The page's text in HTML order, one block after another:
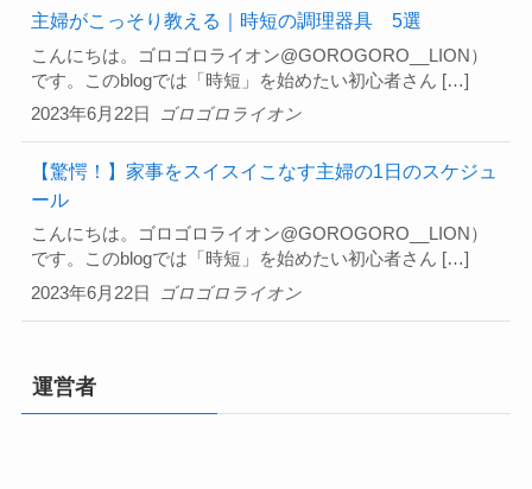
主婦がこっそり教える｜時短の調理器具 5選
2023年6月22日
こんにちは。ゴロゴロライオン@GOROGORO__LION）
です。このblogでは「時短」を始めたい初心者さん […]
ゴロゴロライオン
【驚愕！】家事をスイスイこなす主婦の1日のスケジュ
ール
2023年6月22日
こんにちは。ゴロゴロライオン@GOROGORO__LION）
です。このblogでは「時短」を始めたい初心者さん […]
ゴロゴロライオン
運営者